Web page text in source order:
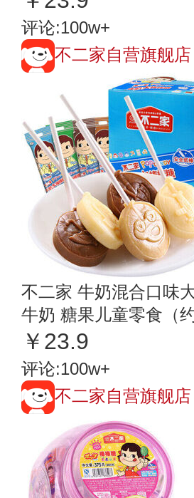
评论:100w+
不二家自营旗舰店
不二家 牛奶混合口味
牛奶 糖果儿童零食（
￥23.9
评论:100w+
不二家自营旗舰店